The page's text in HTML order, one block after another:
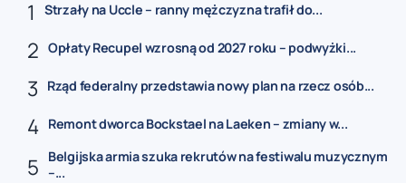
Strzały na Uccle – ranny mężczyzna trafił do...
Opłaty Recupel wzrosną od 2027 roku – podwyżki...
Rząd federalny przedstawia nowy plan na rzecz osób...
Remont dworca Bockstael na Laeken – zmiany w...
Belgijska armia szuka rekrutów na festiwalu muzycznym
–...